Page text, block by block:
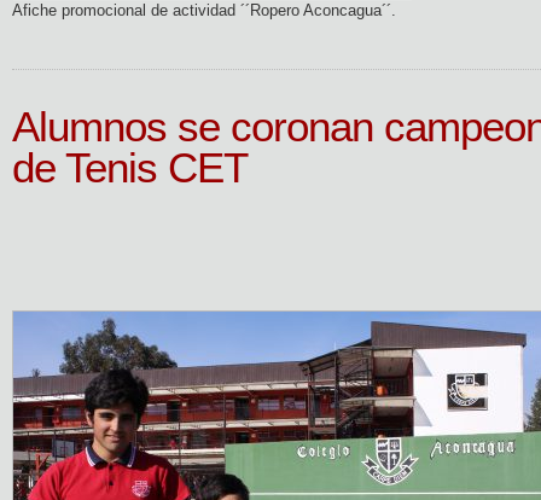
Afiche promocional de actividad ´´Ropero Aconcagua´´.
Alumnos se coronan
de Tenis CET